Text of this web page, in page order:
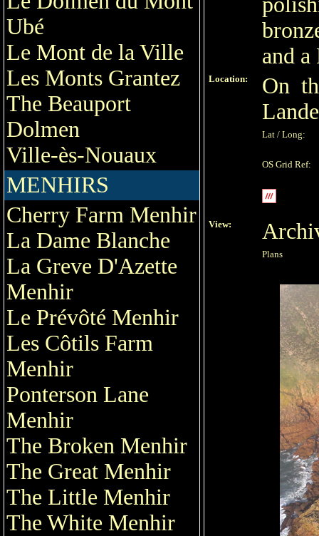
Ubé
Le Mont de la Ville
Les Monts Grantez
The Beauport
Dolmen
Ville-ès-Nouaux
MENHIRS
Cherry Farm Menhir
La Dame Blanche
La Greve D'Azette
Menhir
Le Prévôté Menhir
Les Côtils Farm
Menhir
Ponterson Lane
Menhir
The Broken Menhir
The Great Menhir
The Little Menhir
The White Menhir
and a
Location:
On
Lat / Long:
OS Grid Ref:
View:
Plans